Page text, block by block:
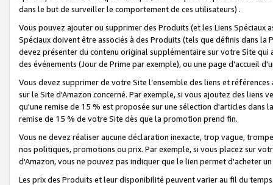
dans le but de surveiller le comportement de ces utilisateurs) .
Vous pouvez ajouter ou supprimer des Produits (et les Liens
Spéciaux doivent être associés à des Produits (tels que définis dans
devez présenter du contenu original supplémentaire sur votre Site qui
des événements (Jour de Prime par exemple), ou une page d'accueil
Vous devez supprimer de votre Site l’ensemble des liens et
sur le Site d'Amazon concerné. Par exemple, si vous ajoutez des
qu'une remise de 15 % est proposée sur une sélection d'articles
remise de 15 % de votre Site dès que la promotion prend fin.
Vous ne devez réaliser aucune déclaration inexacte, trop vague,
nos politiques, promotions ou prix. Par exemple, si vous placez sur
d'Amazon, vous ne pouvez pas indiquer que le lien permet d'acheter
Les prix des Produits et leur disponibilité peuvent varier au fil du